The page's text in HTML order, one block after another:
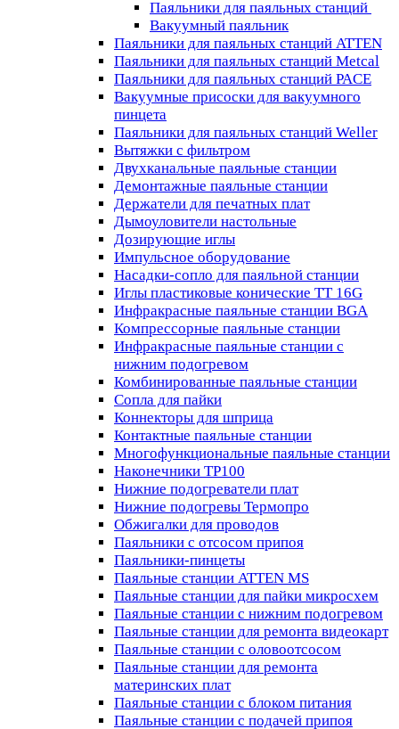
Паяльники для паяльных станций
Вакуумный паяльник
Паяльники для паяльных станций ATTEN
Паяльники для паяльных станций Metcal
Паяльники для паяльных станций PACE
Вакуумные присоски для вакуумного
пинцета
Паяльники для паяльных станций Weller
Вытяжки с фильтром
Двухканальные паяльные станции
Демонтажные паяльные станции
Держатели для печатных плат
Дымоуловители настольные
Дозирующие иглы
Импульсное оборудование
Насадки-сопло для паяльной станции
Иглы пластиковые конические TT 16G
Инфракрасные паяльные станции BGA
Компрессорные паяльные станции
Инфракрасные паяльные станции с
нижним подогревом
Комбинированные паяльные станции
Сопла для пайки
Коннекторы для шприца
Контактные паяльные станции
Многофункциональные паяльные станции
Наконечники TP100
Нижние подогреватели плат
Нижние подогревы Термопро
Обжигалки для проводов
Паяльники с отсосом припоя
Паяльники-пинцеты
Паяльные станции ATTEN MS
Паяльные станции для пайки микросхем
Паяльные станции с нижним подогревом
Паяльные станции для ремонта видеокарт
Паяльные станции с оловоотсосом
Паяльные станции для ремонта
материнских плат
Паяльные станции с блоком питания
Паяльные станции с подачей припоя